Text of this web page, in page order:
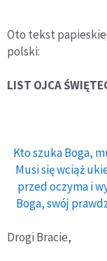
Oto tekst
polski:
LIST OJCA
Kto szuka Boga,
Musi się wciąż
przed oczyma i
Boga, swój
Drogi Bracie,